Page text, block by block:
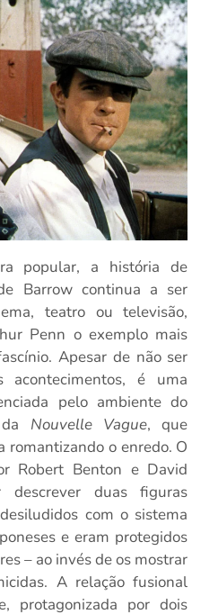
popular, a história de
Barrow continua a ser
teatro ou televisão,
Penn o exemplo mais
Apesar de não ser
acontecimentos, é uma
pelo ambiente do
Nouvelle Vague, que
romantizando o enredo. O
Robert Benton e David
descrever duas figuras
com o sistema
e eram protegidos
– ao invés de os mostrar
A relação fusional
protagonizada por dois